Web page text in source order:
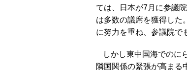
ては、日本が7月に参議
は多数の議席を獲得した
に努力を重ね、参議院で
しかし東中国海でのに
隣国関係の緊張が高まる